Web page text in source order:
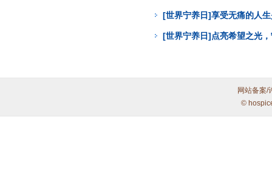
[世界宁养日]享受无痛的人
[世界宁养日]点亮希望之光
网站备案/
©